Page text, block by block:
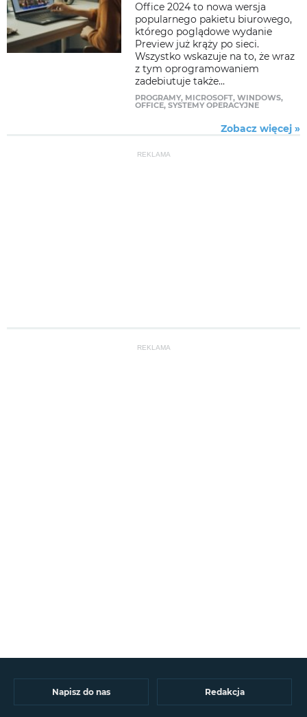
Office 2024 to nowa wersja
popularnego pakietu biurowego,
którego poglądowe wydanie
Preview już krąży po sieci.
Wszystko wskazuje na to, że wraz
z tym oprogramowaniem
zadebiutuje także...
PROGRAMY, MICROSOFT, WINDOWS,
OFFICE, SYSTEMY OPERACYJNE
Zobacz więcej »
REKLAMA
REKLAMA
Napisz do nas Redakcja